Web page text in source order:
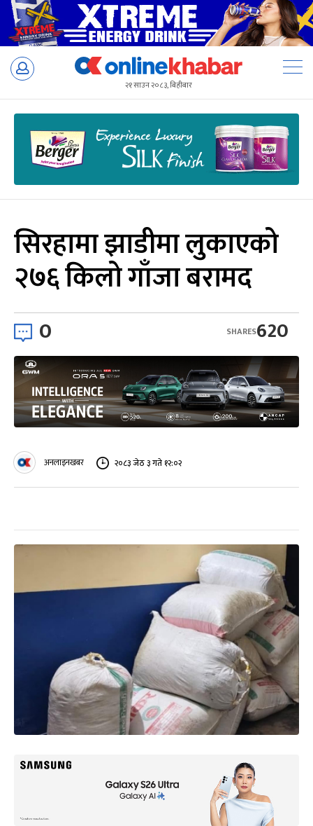
Skip
२१ साउन २०८३, बिहीबार
सिरहामा झाडीमा लुकाएको
२७६ किलो गाँजा बरामद
0 620
SHARES
अनलाइनखबर २०८३ जेठ ३ गते १२:०२